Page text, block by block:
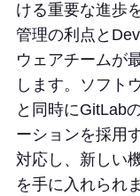
ける重要な進歩
管理の利点と
ウェアチームが
します。ソフト
と同時にGitLab
ーションを採用
対応し、新しい
を手に入れられ